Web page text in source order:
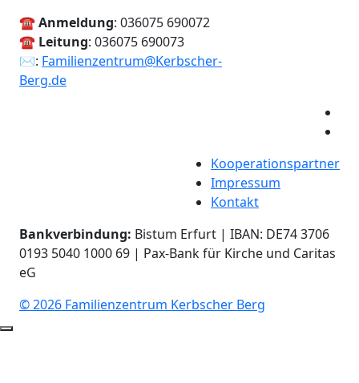
☎Anmeldung: 036075 690072
☎ Leitung: 036075 690073
✉: Familienzentrum@Kerbscher-
Berg.de
Kooperationspartner
Impressum
Kontakt
Bankverbindung: Bistum Erfurt | IBAN: DE74 3706
0193 5040 1000 69 | Pax-Bank für Kirche und Caritas
eG
© 2026 Familienzentrum Kerbscher Berg